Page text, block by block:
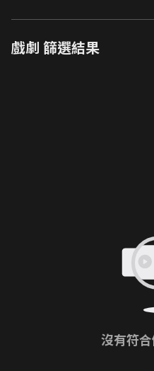
戲劇 篩選結果
沒有符